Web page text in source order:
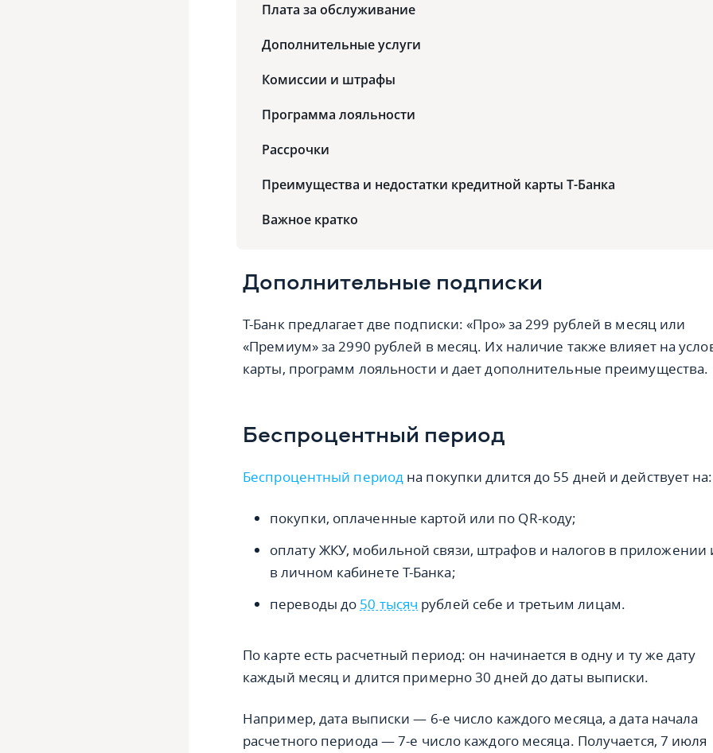
Плата за обслуживание
Дополнительные услуги
Комиссии и штрафы
Программа лояльности
Рассрочки
Преимущества и недостатки кредитной карты Т-Банка
Важное кратко
Дополнительные подписки
Т-Банк предлагает две подписки: «Про» за 299 рублей в месяц или
«Премиум» за 2990 рублей в месяц. Их наличие также влияет на
карты, программ лояльности и дает дополнительные преимущества.
Беспроцентный период
Беспроцентный период на покупки длится до 55 дней и действует на:
покупки, оплаченные картой или по QR-коду;
оплату ЖКУ, мобильной связи, штрафов и налогов в приложении
в личном кабинете Т-Банка;
переводы до 50 тысяч рублей себе и третьим лицам.
По карте есть расчетный период: он начинается в одну и ту же дату
каждый месяц и длится примерно 30 дней до даты выписки.
Например, дата выписки — 6-е число каждого месяца, а дата начала
расчетного периода — 7-е число каждого месяца. Получается, 7 июля